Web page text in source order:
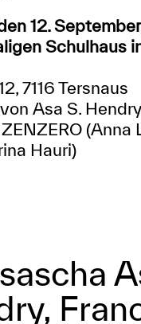
12.
Schulhaus
7116 Tersnaus
Asa S.
(Anna
Hauri)